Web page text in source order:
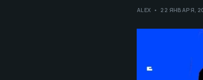
ALEX 22 ЯНВАРЯ,